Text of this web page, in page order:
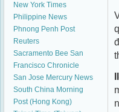
New York Times
Philippine News
Phnong Penh Post
Reuters
Sacramento Bee San
Francisco Chronicle
San Jose Mercury News
South China Morning
Post (Hong Kong)